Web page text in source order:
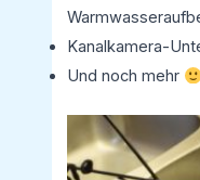
Kanalkamera-
Und noch mehr